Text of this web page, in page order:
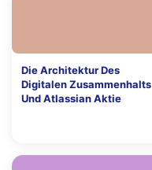
Die Architektur Des
Digitalen Zusammenhalts
Und Atlassian Aktie